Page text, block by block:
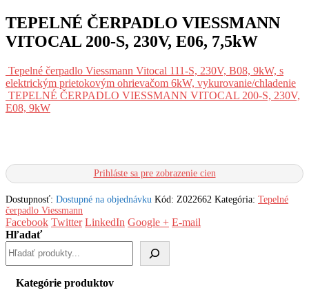
TEPELNÉ ČERPADLO VIESSMANN
VITOCAL 200-S, 230V, E06, 7,5kW
Tepelné čerpadlo Viessmann Vitocal 111-S, 230V, B08, 9kW, s
elektrickým prietokovým ohrievačom 6kW, vykurovanie/chladenie
TEPELNÉ ČERPADLO VIESSMANN VITOCAL 200-S, 230V,
E08, 9kW
Prihláste sa pre zobrazenie cien
Dostupnosť: Dostupné na objednávku Kód: Z022662 Kategória: Tepelné
čerpadlo Viessmann
Facebook Twitter LinkedIn Google + E-mail
Hľadať
Kategórie produktov